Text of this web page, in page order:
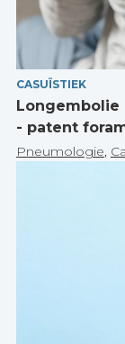
CASUÏSTIEK
- patent
Pneumologie,